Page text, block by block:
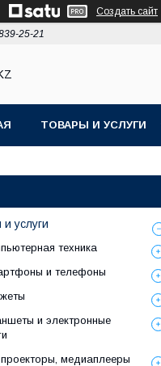
Создать сайт
25-21
ТОВАРЫ И УСЛУГИ
услуги
техника
и телефоны
и электронные
медиаплееры